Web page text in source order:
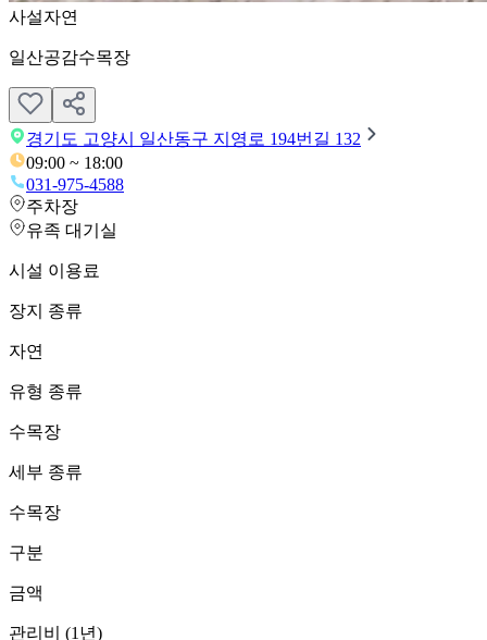
사설자연
일산공감수목장
경기도 고양시 일산동구 지영로 194번길 132
09:00 ~ 18:00
031-975-4588
주차장
유족 대기실
시설 이용료
장지 종류
자연
유형 종류
수목장
세부 종류
수목장
구분
금액
관리비 (1년)